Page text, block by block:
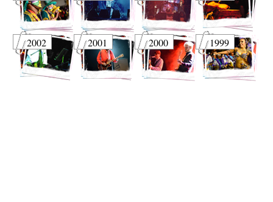
2002 2001 2000 1999